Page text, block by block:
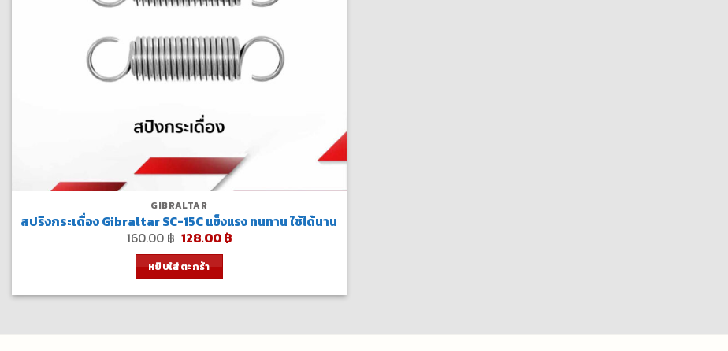
GIBRALTAR
สปริงกระเดื่อง Gibraltar SC-15C แข็งแรง ทนทาน ใช้ได้นาน
160.00฿ Original
was:
160.00 ฿.
128.00฿Current
หยิบใส่ตะกร้า